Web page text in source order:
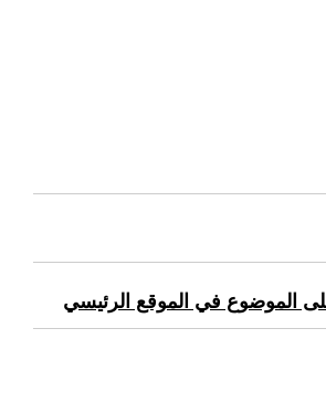
الموضوع في الموقع الرئيسي